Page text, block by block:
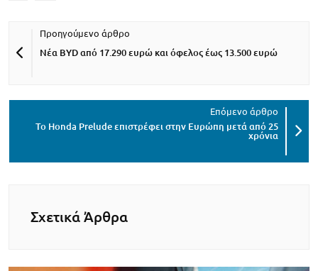
Νέα BYD από 17.290 ευρώ και όφελος έως 13.500 ευρώ
Το Honda Prelude επιστρέφει στην Ευρώπη μετά από 25
χρόνια
Σχετικά Άρθρα